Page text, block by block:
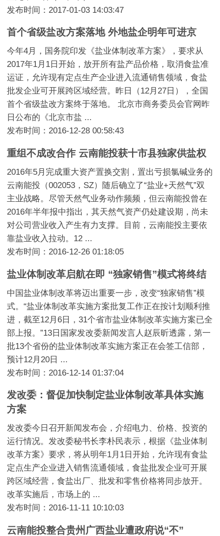
发布时间：2017-01-03 14:03:47
首个省级盐改方案落地 外地盐企明年可进京
今年4月，国务院印发《盐业体制改革方案》，要求从
2017年1月1日开始，放开所有盐产品价格，取消食盐准
运证，允许现有定点生产企业进入流通销售领域，食盐
批发企业可开展跨区域经营。昨日（12月27日），全国
首个省级盐改方案终于落地。 北京市商务委员会官网昨
日公布的《北京市盐 ...
发布时间：2016-12-28 00:58:43
重组不成改合作 云南能投获十市县独家供盐权
2016年5月完成重大资产置换交割，置出亏损氯碱业务的
云南能投（002053，SZ）随后确立了“盐业+天然气”双
主业战略。尽管天然气业务动作频频，但云南能投曾在
2016年半年报中指出，其天然气资产仍处建设期，尚未
对公司营业收入产生有力支撑。目前，云南能投主要依
靠盐业收入拉动。12 ...
发布时间：2016-12-26 01:18:05
盐业体制改革启航在即 “独家销售”模式将终结
中国盐业体制改革将迈出重要一步，改变“独家销售”模
式。“盐业体制改革实施方案批复工作正在按计划顺利推
进，截至12月6日，31个省市盐业体制改革实施方案已全
部上报。”13日国家发改委新闻发言人赵辰昕透露，第一
批13个省份的盐业体制改革实施方案正在会签工信部，
预计12月20日 ...
发布时间：2016-12-14 01:37:04
发改委：督促加快制定盐业体制改革具体实施
方案
发改委今日召开新闻发布会，介绍电力、价格、投资的
运行情况。发改委秘书长李朴民表示，根据《盐业体制
改革方案》要求，将从明年1月1日开始，允许现有食盐
定点生产企业进入销售流通领域，食盐批发企业可开展
跨区域经营，食盐出厂、批发和零售价格将同步放开。
改革实施后，市场上的 ...
发布时间：2016-11-11 10:10:03
云南能投整合贵州广西盐业遭政府说“不”